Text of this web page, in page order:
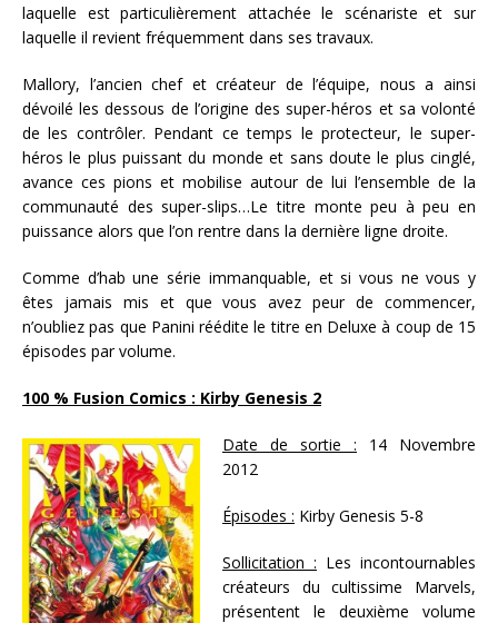
laquelle est particulièrement attachée le scénariste et sur
laquelle il revient fréquemment dans ses travaux.
Mallory, l’ancien chef et créateur de l’équipe, nous a ainsi
dévoilé les dessous de l’origine des super-héros et sa volonté
de les contrôler. Pendant ce temps le protecteur, le super-
héros le plus puissant du monde et sans doute le plus cinglé,
avance ces pions et mobilise autour de lui l’ensemble de la
communauté des super-slips…Le titre monte peu à peu en
puissance alors que l’on rentre dans la dernière ligne droite.
Comme d’hab une série immanquable, et si vous ne vous y
êtes jamais mis et que vous avez peur de commencer,
n’oubliez pas que Panini réédite le titre en Deluxe à coup de 15
épisodes par volume.
100 % Fusion Comics : Kirby Genesis 2
Date de sortie : 14 Novembre
2012
Épisodes : Kirby Genesis 5-8
Sollicitation : Les incontournables
créateurs du cultissime Marvels,
présentent le deuxième volume